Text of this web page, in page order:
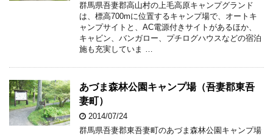
群馬県吾妻郡高山村の上毛高原キャンプグランド
は、標高700mに位置するキャンプ場で、オートキ
ャンプサイトと、AC電源付きサイトがあるほか、
キャビン、バンガロー、プチログハウスなどの宿泊
施も充実していま …
あづま森林公園キャンプ場（吾妻郡東吾
妻町）
2014/07/24
群馬県吾妻郡東吾妻町のあづま森林公園キャンプ場